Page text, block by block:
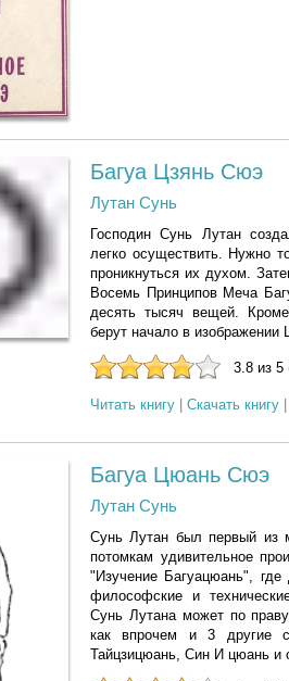
Багуа Цзянь Сюэ
Лутан Сунь
Господин Сунь Лутан
легко осуществить. Нужно
проникнуться их духом.
Восемь Принципов Меча
десять тысяч вещей.
берут начало в изображении
3.8 из 5
Читать книгу Скачать книгу
Багуа Цюань Сюэ
Лутан Сунь
Сунь Лутан был первый из
потомкам удивительное
"Изучение Багуацюань",
философские и
Сунь Лутана может по
как впрочем и 3 другие
Тайцзицюань, Син И цюань и